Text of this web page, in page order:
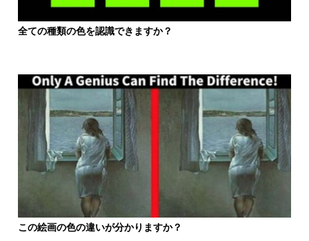
全ての種類の色を認識できますか？
この絵画の色の違いが分かりますか？